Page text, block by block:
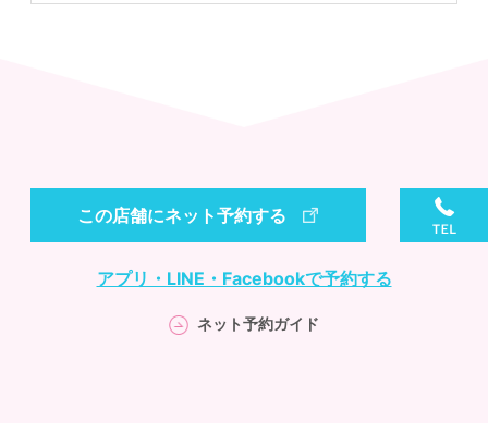
この店舗にネット予約する
アプリ・LINE・Facebookで予約する
ネット予約ガイド